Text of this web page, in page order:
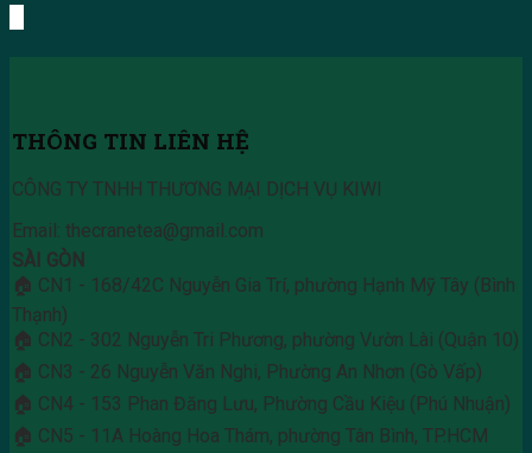
THÔNG TIN LIÊN HỆ
CÔNG TY TNHH THƯƠNG MẠI DỊCH VỤ KIWI
Email: thecranetea@gmail.com
SÀI GÒN
🏠 CN1 - 168/42C Nguyễn Gia Trí, phường Hạnh Mỹ Tây (Bình
Thạnh)
🏠 CN2 - 302 Nguyễn Tri Phương, phường Vườn Lài (Quận 10)
🏠 CN3 - 26 Nguyễn Văn Nghi, Phường An Nhơn (Gò Vấp)
🏠 CN4 - 153 Phan Đăng Lưu, Phường Cầu Kiệu (Phú Nhuận)
🏠 CN5 - 11A Hoàng Hoa Thám, phường Tân Bình, TP.HCM